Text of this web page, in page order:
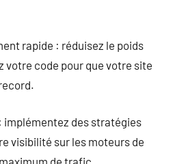
rapide : réduisez le poids
votre code pour que votre site
implémentez des stratégies
visibilité sur les moteurs de
de trafic.